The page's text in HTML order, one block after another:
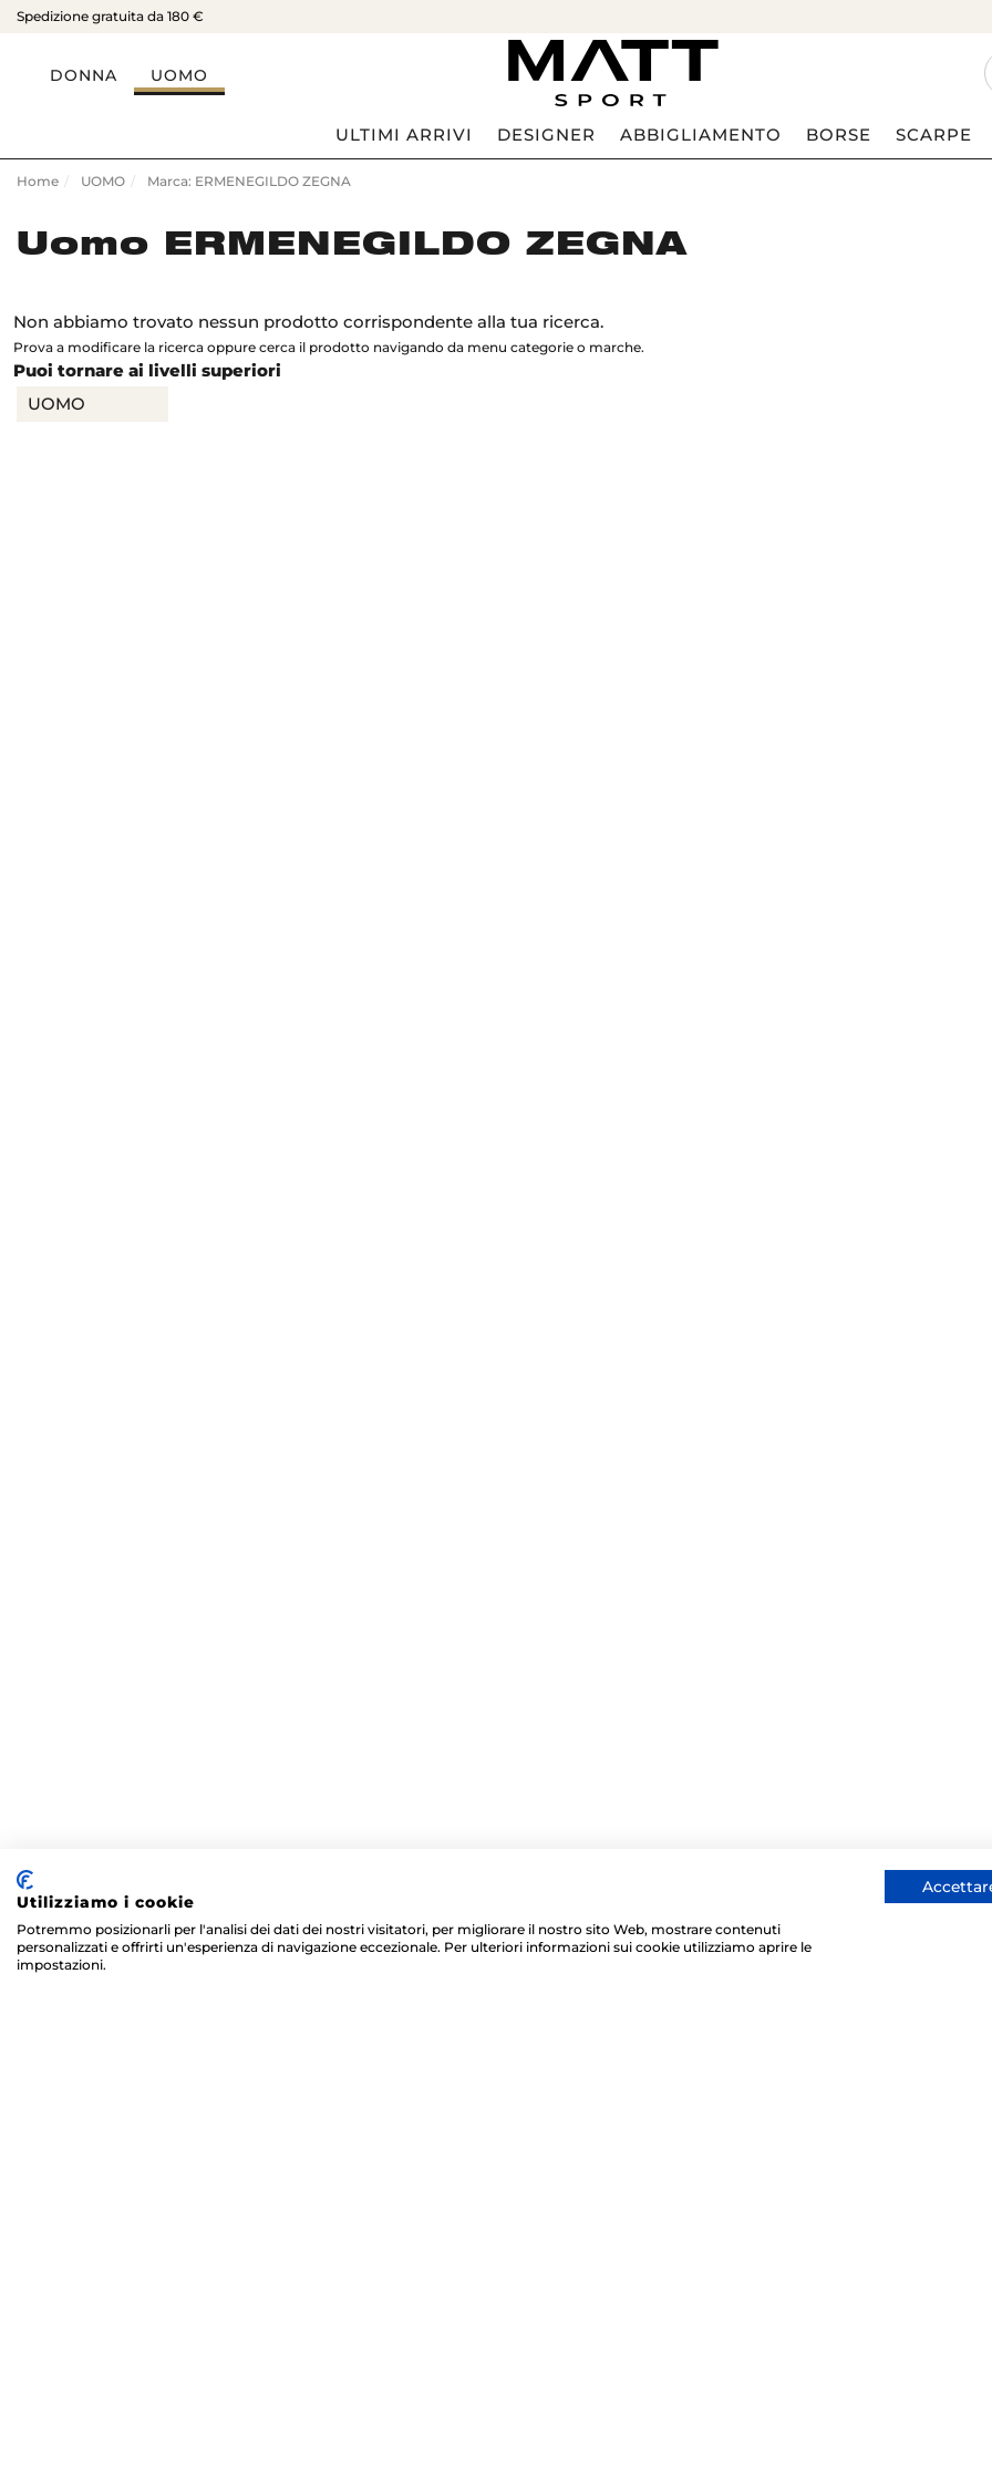
Spedizione gratuita da 180 €
DONNA UOMO
ULTIMI ARRIVI DESIGNER ABBIGLIAMENTO BORSE SCARPE
Home UOMO Marca: ERMENEGILDO ZEGNA
Uomo ERMENEGILDO ZEGNA
Non abbiamo trovato nessun prodotto corrispondente alla tua ricerca.
Prova a modificare la ricerca oppure cerca il prodotto navigando da menu categorie o marche.
Puoi tornare ai livelli superiori
UOMO
Utilizziamo i cookie
Potremmo posizionarli per l'analisi dei dati dei nostri visitatori, per migliorare il nostro sito Web, mostrare contenuti
personalizzati e offrirti un'esperienza di navigazione eccezionale. Per ulteriori informazioni sui cookie utilizziamo aprire le
impostazioni.